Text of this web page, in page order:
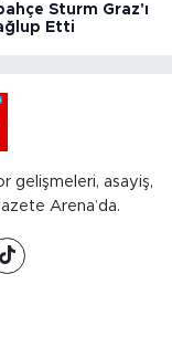
Sturm Graz'ı
Etti
gelişmeleri, asayiş,
Arena’da.